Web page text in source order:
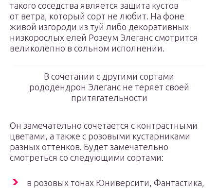
такого соседства является защита кустов
от ветра, который сорт не любит. На фоне
живой изгороди из туй либо декоративных
низкорослых елей Розеум Элеганс смотрится
великолепно в сольном исполнении.
В сочетании с другими сортами
рододендрон Элеганс не теряет своей
притягательности
Он замечательно сочетается с контрастными
цветами, а также с розовыми кустарниками
разных оттенков. Будет замечательно
смотреться со следующими сортами:
в розовых тонах Юниверсити, Фантастика,